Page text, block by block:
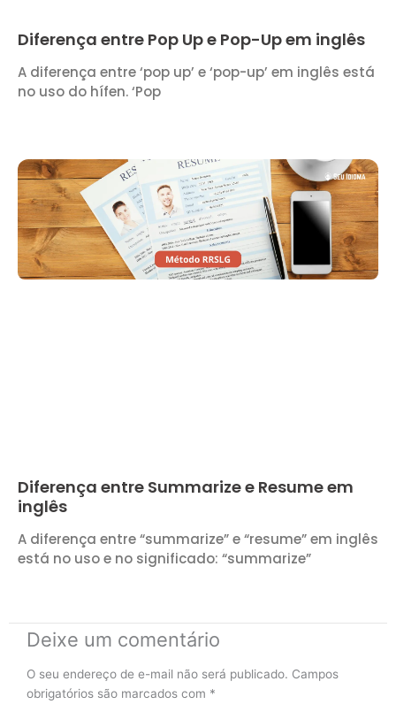
Diferença entre Pop Up e Pop-Up em inglês
A diferença entre ‘pop up’ e ‘pop-up’ em inglês está
no uso do hífen. ‘Pop
Diferença entre Summarize e Resume em
inglês
A diferença entre “summarize” e “resume” em inglês
está no uso e no significado: “summarize”
Deixe um comentário
O seu endereço de e-mail não será publicado. Campos
obrigatórios são marcados com *